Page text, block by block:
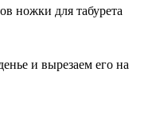
ножки для табурета
и вырезаем его на